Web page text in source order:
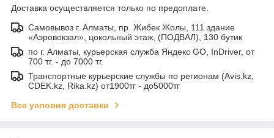
Доставка осуществляется только по предоплате.
Самовывоз г. Алматы, пр. Жибек Жолы, 111 здание
«Аэровокзал», цокольный этаж, (ПОДВАЛ), 130 бутик
по г. Алматы, курьерская служба Яндекс GO, InDriver, от
700 тг. - до 7000 тг.
Транспортные курьерские службы по регионам (Avis.kz,
CDEK.kz, Rika.kz) от1900тг - до5000тг
Все условия доставки